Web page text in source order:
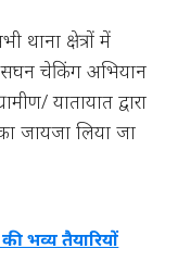
थाना क्षेत्रों में
सघन चेकिंग अभियान
यातायात द्वारा
जायजा लिया जा
भव्य तैयारियों